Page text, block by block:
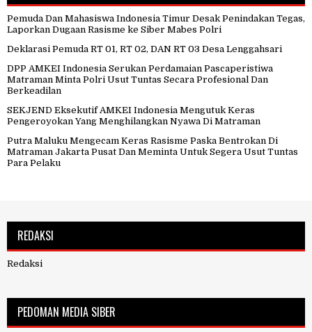
Pemuda Dan Mahasiswa Indonesia Timur Desak Penindakan Tegas,
Laporkan Dugaan Rasisme ke Siber Mabes Polri
Deklarasi Pemuda RT 01, RT 02, DAN RT 03 Desa Lenggahsari
DPP AMKEI Indonesia Serukan Perdamaian Pascaperistiwa
Matraman Minta Polri Usut Tuntas Secara Profesional Dan
Berkeadilan
SEKJEND Eksekutif AMKEI Indonesia Mengutuk Keras
Pengeroyokan Yang Menghilangkan Nyawa Di Matraman
Putra Maluku Mengecam Keras Rasisme Paska Bentrokan Di
Matraman Jakarta Pusat Dan Meminta Untuk Segera Usut Tuntas
Para Pelaku
REDAKSI
Redaksi
PEDOMAN MEDIA SIBER